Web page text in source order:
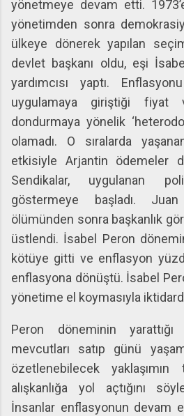
yönetmeye devam etti.
yönetimden sonra
ülkeye dönerek yapılan
devlet başkanı oldu, eşi
yardımcısı yaptı.
uygulamaya giriştiği fiyat
dondurmaya yönelik
olamadı. O sıralarda
etkisiyle Arjantin ödemeler
Sendikalar, uygulanan
göstermeye başladı. Juan
ölümünden sonra başkanlık
üstlendi. İsabel Peron
kötüye gitti ve enflasyon
enflasyona dönüştü. İsabel
yönetime el koymasıyla
Peron döneminin yarattığı
mevcutları satıp günü
özetlenebilecek
alışkanlığa yol açtığını
İnsanlar enflasyonun devam